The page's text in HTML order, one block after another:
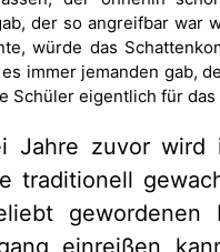
der so angreifbar war
würde das
immer jemanden gab,
Schüler eigentlich für
Jahre zuvor wird
traditionell